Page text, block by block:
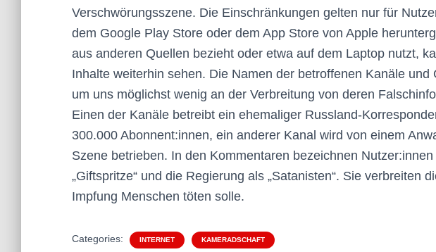
Verschwörungsszene. Die Einschränkungen gelten nur für
dem Google Play Store oder dem App Store von Apple
aus anderen Quellen bezieht oder etwa auf dem Laptop nutzt,
Inhalte weiterhin sehen. Die Namen der betroffenen Kanäle und
um uns möglichst wenig an der Verbreitung von deren
Einen der Kanäle betreibt ein ehemaliger Russland-
300.000 Abonnent:innen, ein anderer Kanal wird von einem
Szene betrieben. In den Kommentaren bezeichnen
„Giftspritze“ und die Regierung als „Satanisten“. Sie verbreiten
Impfung Menschen töten solle.
Categories: INTERNET KAMERADSCHAFT